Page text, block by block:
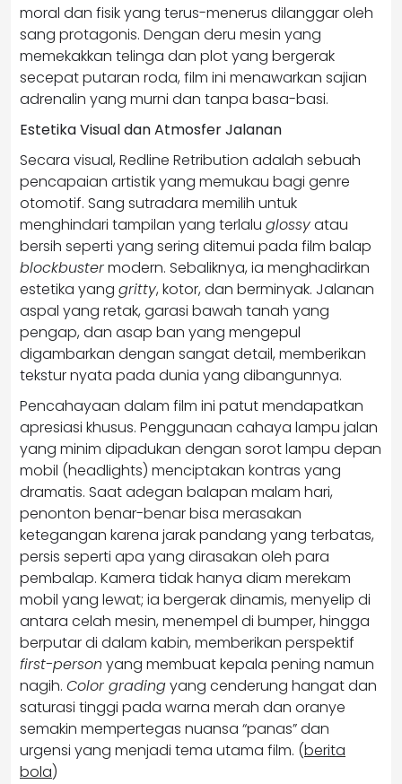
moral dan fisik yang terus-menerus dilanggar oleh
sang protagonis. Dengan deru mesin yang
memekakkan telinga dan plot yang bergerak
secepat putaran roda, film ini menawarkan sajian
adrenalin yang murni dan tanpa basa-basi.
Estetika Visual dan Atmosfer Jalanan
Secara visual, Redline Retribution adalah sebuah
pencapaian artistik yang memukau bagi genre
otomotif. Sang sutradara memilih untuk
menghindari tampilan yang terlalu glossyatau
bersih seperti yang sering ditemui pada film balap
blockbustermodern. Sebaliknya, ia menghadirkan
estetika yang gritty, kotor, dan berminyak. Jalanan
aspal yang retak, garasi bawah tanah yang
pengap, dan asap ban yang mengepul
digambarkan dengan sangat detail, memberikan
tekstur nyata pada dunia yang dibangunnya.
Pencahayaan dalam film ini patut mendapatkan
apresiasi khusus. Penggunaan cahaya lampu jalan
yang minim dipadukan dengan sorot lampu depan
mobil (headlights) menciptakan kontras yang
dramatis. Saat adegan balapan malam hari,
penonton benar-benar bisa merasakan
ketegangan karena jarak pandang yang terbatas,
persis seperti apa yang dirasakan oleh para
pembalap. Kamera tidak hanya diam merekam
mobil yang lewat; ia bergerak dinamis, menyelip di
antara celah mesin, menempel di bumper, hingga
berputar di dalam kabin, memberikan perspektif
first-person yang membuat kepala pening namun
nagih. Color gradingyang cenderung hangat dan
saturasi tinggi pada warna merah dan oranye
semakin mempertegas nuansa “panas” dan
urgensi yang menjadi tema utama film. (berita
bola)